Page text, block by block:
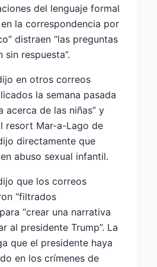
del lenguaje formal
la correspondencia por
distraen “las preguntas
sin respuesta”.
en otros correos
la semana pasada
acerca de las niñas” y
resort Mar-a-Lago de
directamente que
abuso sexual infantil.
que los correos
“filtrados
“crear una narrativa
al presidente Trump”. La
que el presidente haya
en los crímenes de